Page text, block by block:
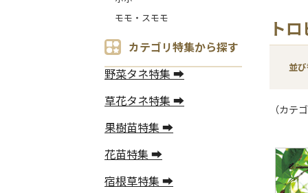
モモ・スモモ
カテゴリ特集から探す
野菜タネ特集 ➡
草花タネ特集 ➡
果樹苗特集 ➡
花苗特集 ➡
宿根草特集 ➡
ト
並
（カテ